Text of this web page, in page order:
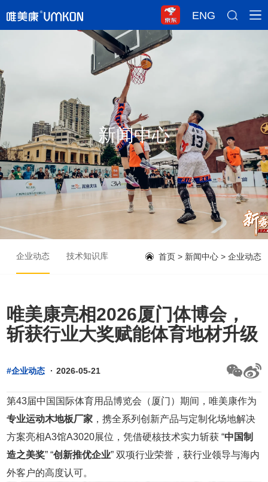
ENG
新闻中心
企业动态 技术知识库 首页> 新闻中心> 企业动态
唯美康亮相2026厦门体博会，
斩获行业大奖赋能体育地材升级
#企业动态 · 2026-05-21
第43届中国国际体育用品博览会（厦门）期间，唯美康作为
专业运动木地板厂家 ，携全系列创新产品与定制化场地解决
方案亮相A3馆A3020展位，凭借硬核技术实力斩获 “中国制
造之美奖” “创新推优企业” 双项行业荣誉，获行业领导与海内
外客户的高度认可。